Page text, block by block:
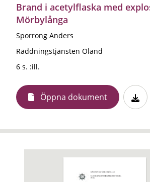
Brand i acetylflaska med
Mörbylånga
Sporrong Anders
Räddningstjänsten Öland
6 s. :ill.
Öppna dokument